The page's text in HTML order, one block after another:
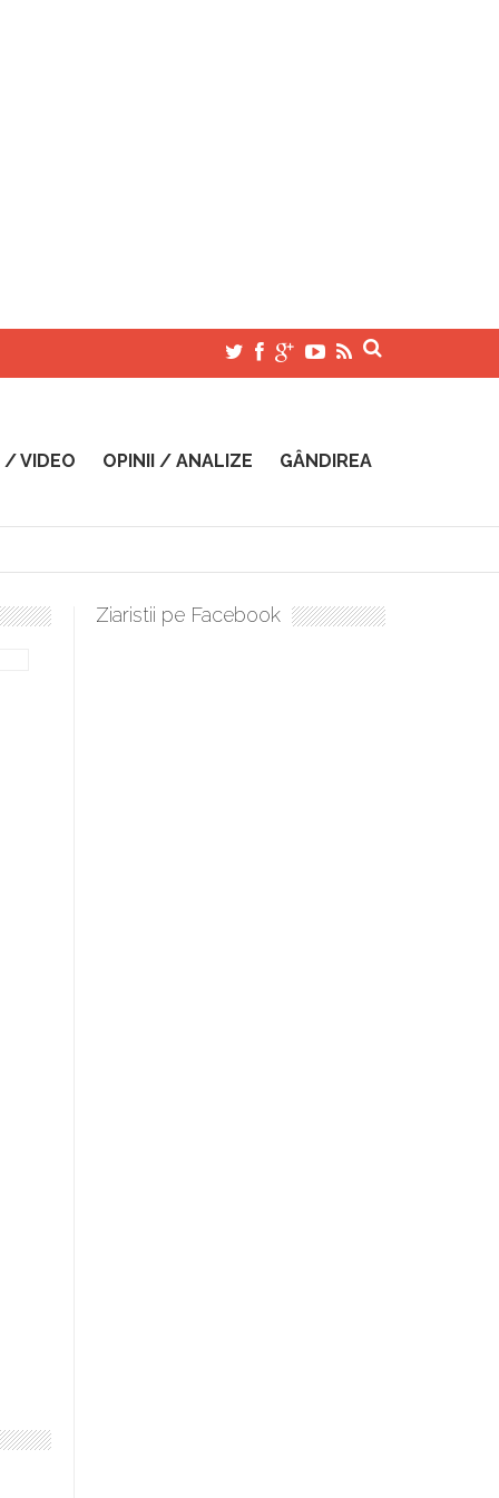
/ VIDEO OPINII / ANALIZE GÂNDIREA
sculați, boieri mari! Sara Nukina are nevoie de ajutorul nostru!
Ziaristii pe Facebook